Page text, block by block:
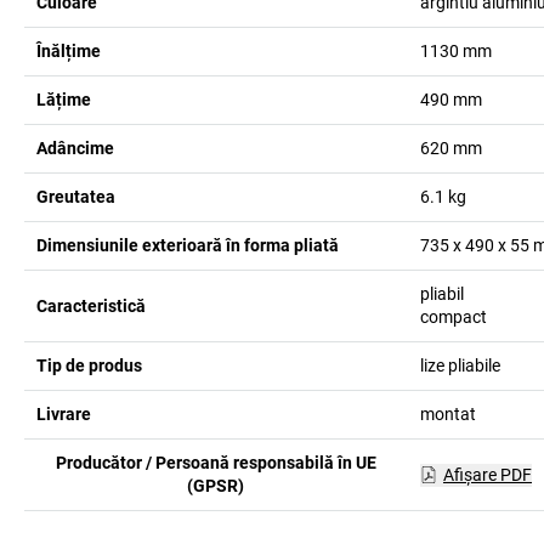
Înălțime 1130 mm
Lățime 490 mm
Adâncime 620 mm
Greutatea 6.1 kg
Dimensiunile exterioară în forma pliată 735 x 490 x 55
Caracteristică
pliabil
compact
Tip de produs lize pliabile
Livrare montat
Producător / Persoană responsabilă în UE
(GPSR)
Afişare PDF